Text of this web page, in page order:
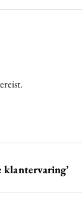
klantervaring’